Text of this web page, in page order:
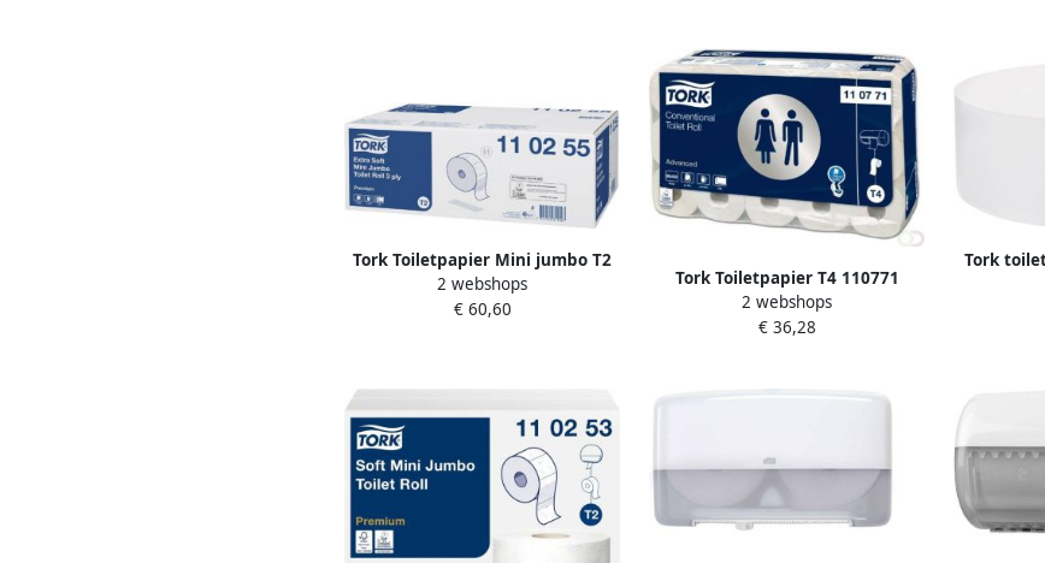
Tork Toiletpapier Mini jumbo T2
premium 3-laags 12x120mtr wit
110255
2 webshops
€ 60,60
Tork Toiletpapier T4 110771
Advanced 2laags 400vel 30rollen
wit
2 webshops
€ 36,28
Tork
380